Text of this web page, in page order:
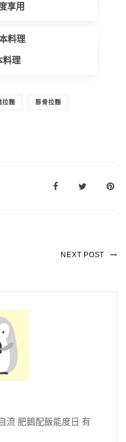
享用
料理
拉麵 豚骨拉麵
NEXT POST
流 肥鵝配飯能度日 有